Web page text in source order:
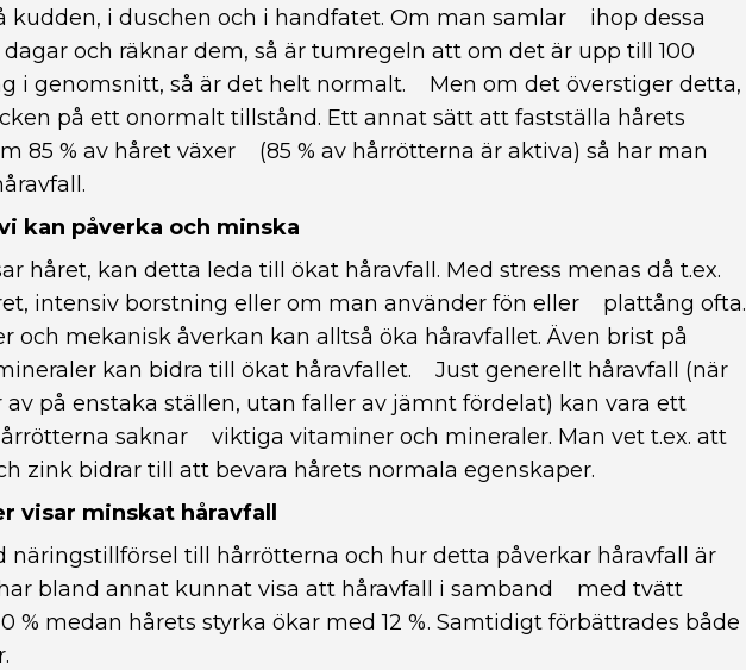
kudden, i duschen och i handfatet. Om man samlar ihop dessa
och räknar dem, så är tumregeln att om det är upp till 100
i genomsnitt, så är det helt normalt. Men om det överstiger detta,
på ett onormalt tillstånd. Ett annat sätt att fastställa hårets
85 % av håret växer (85 % av hårrötterna är aktiva) så har man
kan påverka och minska
håret, kan detta leda till ökat håravfall. Med stress menas då t.ex.
intensiv borstning eller om man använder fön eller plattång ofta.
och mekanisk åverkan kan alltså öka håravfallet. Även brist på
kan bidra till ökat håravfallet. Just generellt håravfall (när
av på enstaka ställen, utan faller av jämnt fördelat) kan vara ett
saknar viktiga vitaminer och mineraler. Man vet t.ex. att
zink bidrar till att bevara hårets normala egenskaper.
visar minskat håravfall
näringstillförsel till hårrötterna och hur detta påverkar håravfall är
bland annat kunnat visa att håravfall i samband med tvätt
% medan hårets styrka ökar med 12 %. Samtidigt förbättrades både